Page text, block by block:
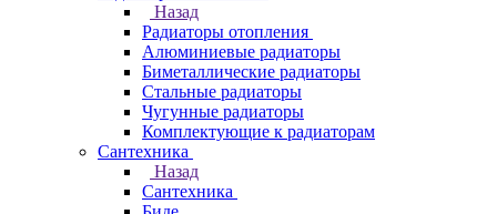
Назад
Радиаторы отопления
Алюминиевые радиаторы
Биметаллические радиаторы
Стальные радиаторы
Чугунные радиаторы
Комплектующие к радиаторам
Сантехника
Назад
Сантехника